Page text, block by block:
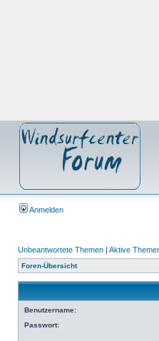
Anmelden
Unbeantwortete Themen | Aktive
Foren-Übersicht
Benutzername:
Passwort: